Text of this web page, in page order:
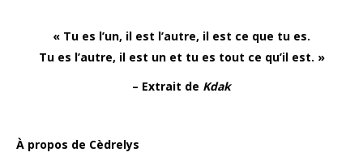
« Tu es l’un, il est l’autre, il est ce que tu es.
Tu es l’autre, il est un et tu es tout ce qu’il est. »
– Extrait de Kdak
À propos de Cèdrelys